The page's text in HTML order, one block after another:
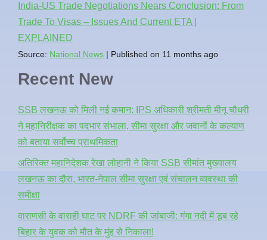
India-US Trade Negotiations Nears Conclusion: From
Trade To Visas – Issues And Current ETA |
EXPLAINED
Source: National News Published on 11 months ago
Recent New
SSB लखनऊ को मिली नई कमान: IPS अधिकारी श्रीमती मीनू चौधरी
ने महानिरीक्षक का पदभार संभाला, सीमा सुरक्षा और जवानों के कल्याण
को बताया सर्वोच्च प्राथमिकता
अतिरिक्त महानिदेशक रेखा लोहानी ने किया SSB सीमांत मुख्यालय
लखनऊ का दौरा, भारत-नेपाल सीमा सुरक्षा एवं संचालन व्यवस्था की
समीक्षा
वाराणसी के वाराही घाट पर NDRF की जांबाजी: गंगा नदी में डूब रहे
बिहार के युवक को मौत के मुंह से निकाला!